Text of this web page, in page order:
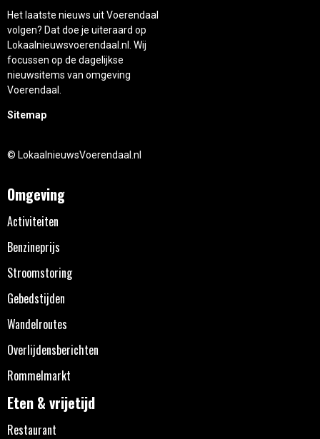
Het laatste nieuws uit Voerendaal
volgen? Dat doe je uiteraard op
Lokaalnieuwsvoerendaal.nl. Wij
focussen op de dagelijkse
nieuwsitems van omgeving
Voerendaal.
Sitemap
© LokaalnieuwsVoerendaal.nl
Omgeving
Activiteiten
Benzineprijs
Stroomstoring
Gebedstijden
Wandelroutes
Overlijdensberichten
Rommelmarkt
Eten & vrijetijd
Restaurant